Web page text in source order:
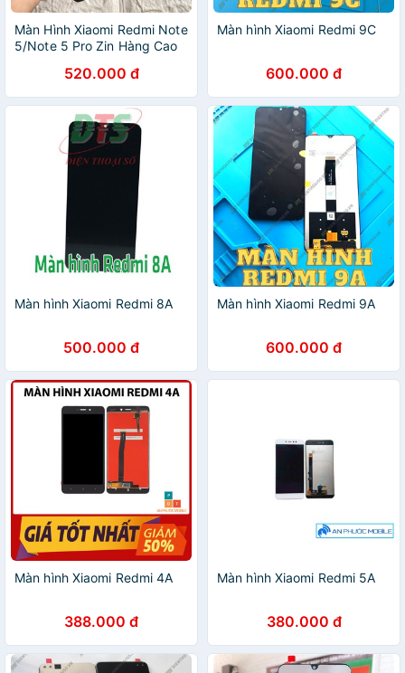
Màn Hình Xiaomi Redmi Note
5/Note 5 Pro Zin Hàng Cao
520.000 đ
Màn hình Xiaomi Redmi 9C
600.000 đ
Màn hình Xiaomi Redmi 8A
500.000 đ
Màn hình Xiaomi Redmi 9A
600.000 đ
Màn hình Xiaomi Redmi 4A
388.000 đ
Màn hình Xiaomi Redmi 5A
380.000 đ